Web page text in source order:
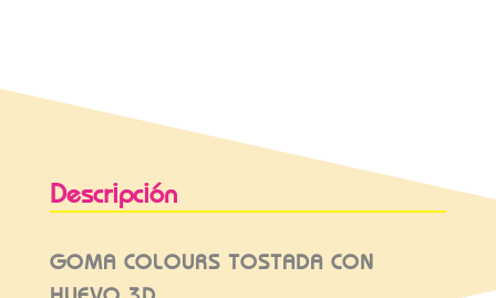
Descripción
GOMA COLOURS TOSTADA CON